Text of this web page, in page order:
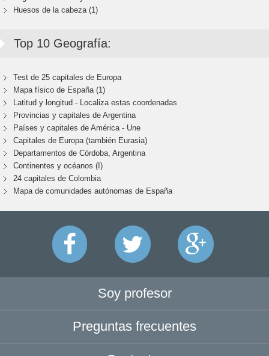
Huesos de la cabeza (1)
Top 10 Geografía:
Test de 25 capitales de Europa
Mapa físico de España (1)
Latitud y longitud - Localiza estas coordenadas
Provincias y capitales de Argentina
Países y capitales de América - Une
Capitales de Europa (también Eurasia)
Departamentos de Córdoba, Argentina
Continentes y océanos (I)
24 capitales de Colombia
Mapa de comunidades autónomas de España
Soy profesor
Preguntas frecuentes